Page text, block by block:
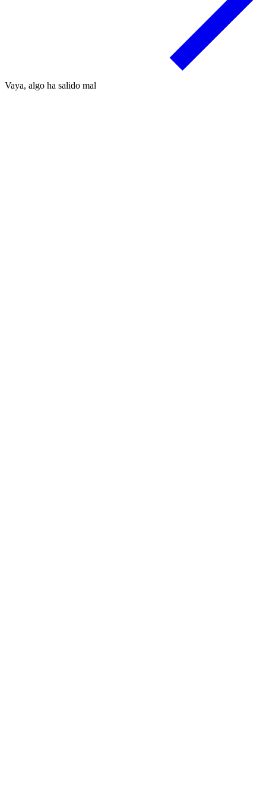
Vaya, algo ha salido mal